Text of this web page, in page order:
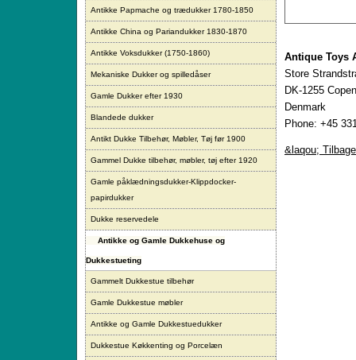
Antikke Papmache og trædukker 1780-1850
Antikke China og Pariandukker 1830-1870
Antikke Voksdukker (1750-1860)
Mekaniske Dukker og spilledåser
Gamle Dukker efter 1930
Blandede dukker
Antikt Dukke Tilbehør, Møbler, Tøj før 1900
Gammel Dukke tilbehør, møbler, tøj efter 1920
Gamle påklædningsdukker-Klippdocker-
papirdukker
Dukke reservedele
Antikke og Gamle Dukkehuse og
Dukkestueting
Gammelt Dukkestue tilbehør
Gamle Dukkestue møbler
Antikke og Gamle Dukkestuedukker
Dukkestue Køkkenting og Porcelæn
Antique Toys
Store
DK-1255
Denmark
Phone: +45
&laqou; Tilbage